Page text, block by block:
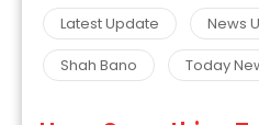
Latest Update
News
Shah Bano
Today